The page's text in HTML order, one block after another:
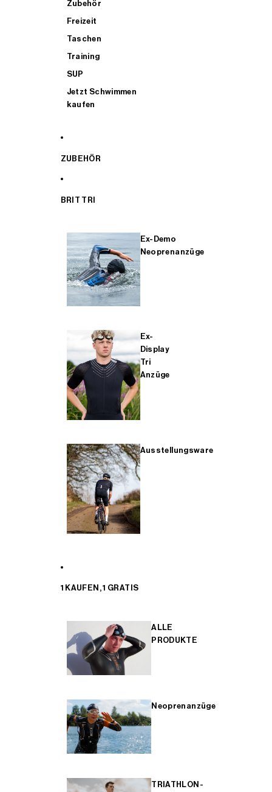
Zubehör
Freizeit
Taschen
Training
SUP
Jetzt Schwimmen
kaufen
ZUBEHÖR
BRIT TRI
Ex-Demo
Neoprenanzüge
Ex-
Display
Tri
Anzüge
Ausstellungsware
1 KAUFEN, 1 GRATIS
ALLE
PRODUKTE
Neoprenanzüge
TRIATHLON-